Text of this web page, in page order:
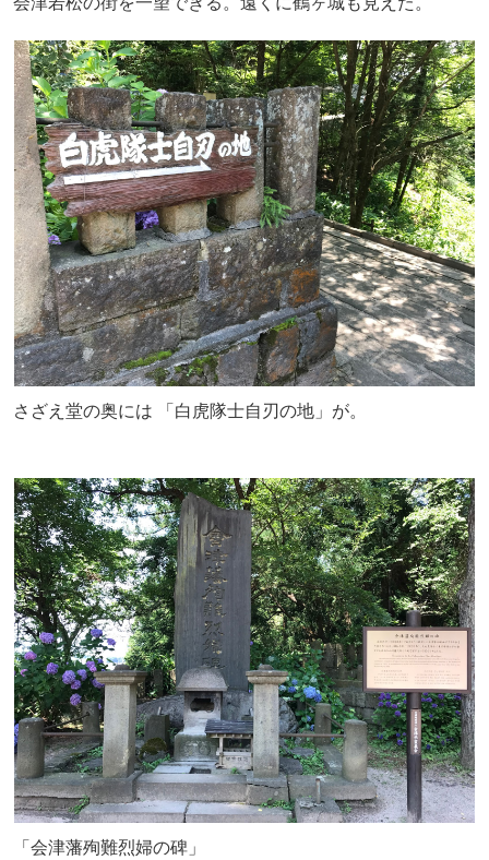
さざえ堂の奥には 「白虎隊士自刃の地」が。
「会津藩殉難烈婦の碑」